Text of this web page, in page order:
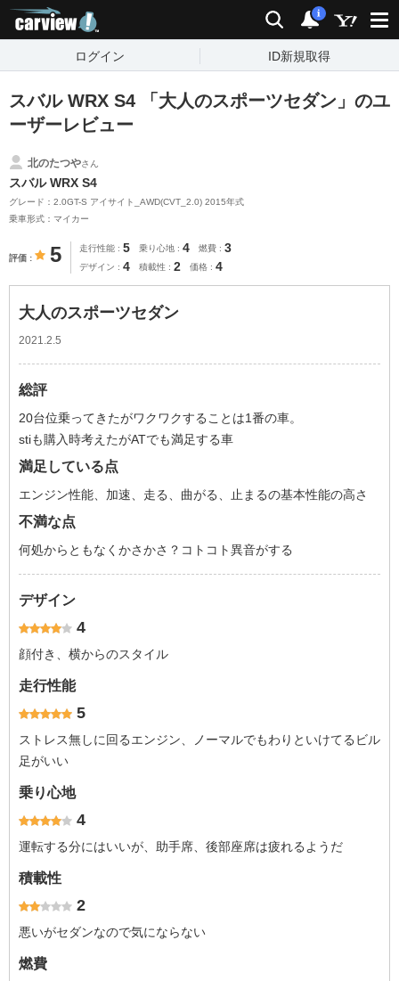
検索 通知
i
ログイン ID新規取得
スバル WRX S4 「大人のスポーツセダン」のユ
ーザーレビュー
北のたつやさん
スバル WRX S4
グレード：2.0GT-S アイサイト_AWD(CVT_2.0) 2015年式
乗車形式：マイカー
評価 5 走行性能 5 乗り心地 4 燃費 3
デザイン 4 積載性 2 価格 4
大人のスポーツセダン
2021.2.5
総評
20台位乗ってきたがワクワクすることは1番の車。
stiも購入時考えたがATでも満足する車
満足している点
エンジン性能、加速、走る、曲がる、止まるの基本性能の高さ
不満な点
何処からともなくかさかさ？コトコト異音がする
デザイン
4
顔付き、横からのスタイル
走行性能
5
ストレス無しに回るエンジン、ノーマルでもわりといけてるビル
足がいい
乗り心地
4
運転する分にはいいが、助手席、後部座席は疲れるようだ
積載性
2
悪いがセダンなので気にならない
燃費